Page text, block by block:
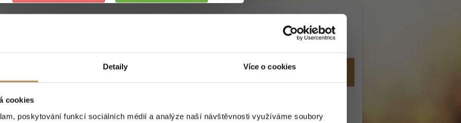
Detaily Více o cookies
cookies
poskytování funkcí sociálních médií a analýze naší návštěvnosti využíváme soubory
of The most expensive